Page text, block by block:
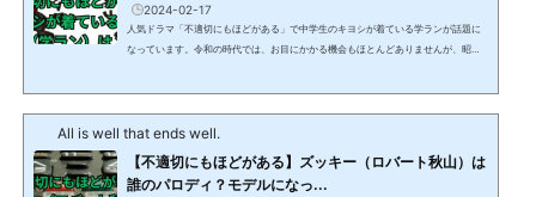
2024-02-17
人気ドラマ「不適切にもほどがある」で中学生のキヨシが着ている学ランが話題に
なっています。令和の時代では、お目にかかる機会もほとんどありませんが、昭和
ドラマ「不適切にもほどがある」で中学生のキヨシが着ているのは、短ランにボン
All is well that ends well.
【不適切にもほどがある】ズッキー（ロバート秋山）は
誰のパロディ？モデルになっ...